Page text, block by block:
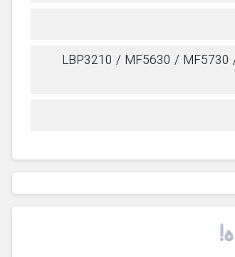
LBP3210 / MF5630 /